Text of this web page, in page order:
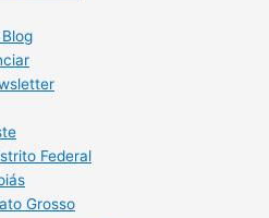
Federal
Grosso